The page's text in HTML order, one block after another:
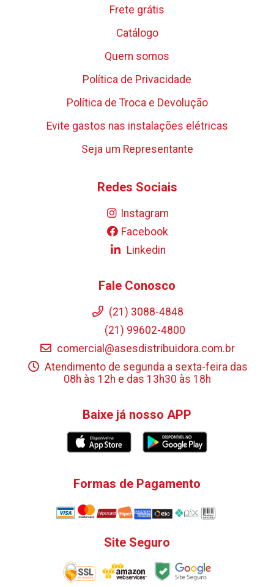
Frete grátis
Catálogo
Quem somos
Política de Privacidade
Política de Troca e Devolução
Evite gastos nas instalações elétricas
Seja um Representante
Redes Sociais
Instagram
Facebook
Linkedin
Fale Conosco
(21) 3088-4848
(21) 99602-4800
comercial@asesdistribuidora.com.br
Atendimento de segunda a sexta-feira das
08h às 12h e das 13h30 às 18h
Baixe já nosso APP
Formas de Pagamento
Site Seguro